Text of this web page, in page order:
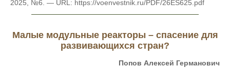
2025, №6. — URL: https://voenvestnik.ru/PDF/26ES625.pdf
Малые модульные реакторы – спасение для
развивающихся стран?
Попов Алексей Германович